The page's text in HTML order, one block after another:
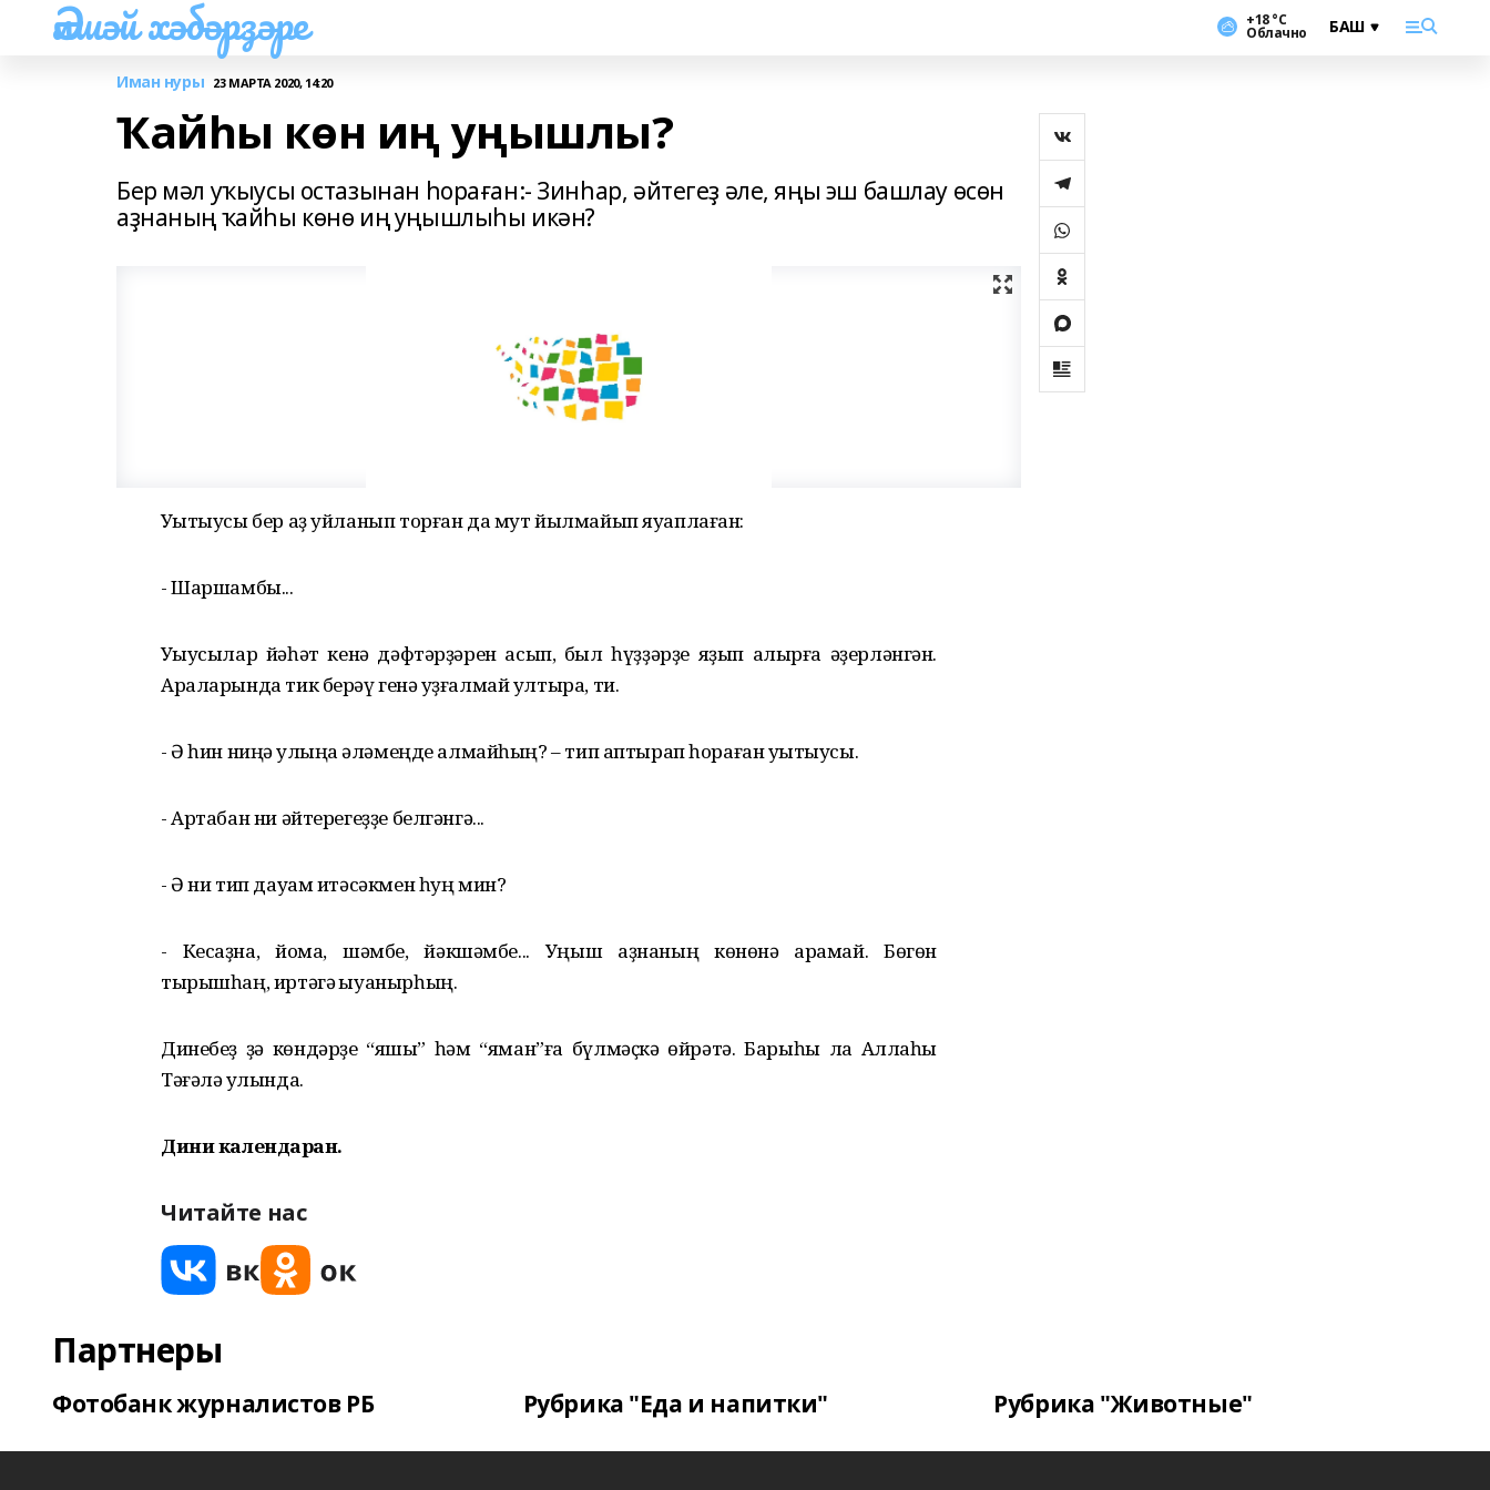
Әлшәй хәбәрҙәре +18 °С
Облачно
Иман нуры 23 МАРТА 2020, 14:20
Ҡайһы көн иң уңышлы?
Бер мәл уҡыусы остазынан һораған:- Зинһар, әйтегеҙ әле, яңы эш башлау өсөн
аҙнаның ҡайһы көнө иң уңышлыһы икән?
Уҡытыусы бер аҙ уйланып торған да мут йылмайып яуаплаған:
- Шаршамбы...
Уҡыусылар йәһәт кенә дәфтәрҙәрен асып, был һүҙҙәрҙе яҙып алырға әҙерләнгән.
Араларында тик берәү генә ҡуҙғалмай ултыра, ти.
- Ә һин ниңә ҡулыңа ҡәләмеңде алмайһың? – тип аптырап һораған уҡытыусы.
- Артабан ни әйтерегеҙҙе белгәнгә...
- Ә ни тип дауам итәсәкмен һуң мин?
- Кесаҙна, йома, шәмбе, йәкшәмбе... Уңыш аҙнаның көнөнә ҡарамай. Бөгөн
тырышһаң, иртәгә ҡыуанырһың.
Динебеҙ ҙә көндәрҙе “яҡшы” һәм “яман”ға бүлмәҫкә өйрәтә. Барыһы ла Аллаһы
Тәғәлә ҡулында.
Дини календарҙан.
Читайте нас
Партнеры
Фотобанк журналистов РБ Рубрика "Еда и напитки" Рубрика "Животные"